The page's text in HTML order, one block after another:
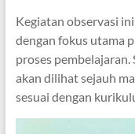
Kegiatan observasi
dengan fokus utama
proses pembelajaran.
akan dilihat sejauh
sesuai dengan